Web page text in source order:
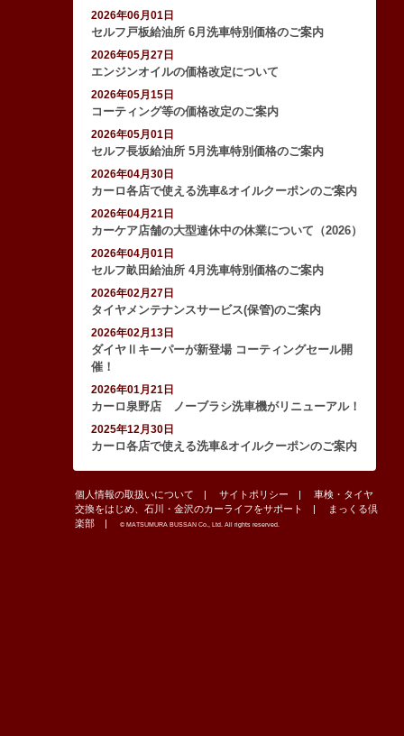
2026年06月01日
セルフ戸板給油所 6月洗車特別価格のご案内
2026年05月27日
エンジンオイルの価格改定について
2026年05月15日
コーティング等の価格改定のご案内
2026年05月01日
セルフ長坂給油所 5月洗車特別価格のご案内
2026年04月30日
カーロ各店で使える洗車&オイルクーポンのご案内
2026年04月21日
カーケア店舗の大型連休中の休業について（2026）
2026年04月01日
セルフ畝田給油所 4月洗車特別価格のご案内
2026年02月27日
タイヤメンテナンスサービス(保管)のご案内
2026年02月13日
ダイヤⅡキーパーが新登場 コーティングセール開
催！
2026年01月21日
カーロ泉野店 ノーブラシ洗車機がリニューアル！
2025年12月30日
カーロ各店で使える洗車&オイルクーポンのご案内
個人情報の取扱いについて サイトポリシー
車検・タイヤ
交換をはじめ、石川・金沢のカーライフをサポート
まっくる倶
楽部
© MATSUMURA BUSSAN Co., Ltd. All rights reserved.